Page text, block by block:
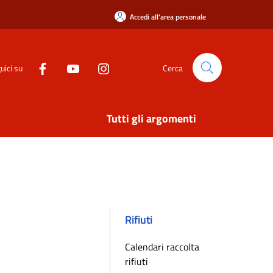
Accedi all'area personale
su Cerca
Tutti gli argomenti
Rifiuti
Calendari raccolta
rifiuti